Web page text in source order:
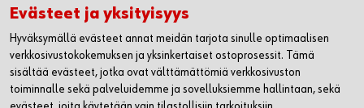
WÜRTH OY
MYYNTI JA ASIAKASPALVELU
Evästeet ja yksityisyys
Hyväksymällä evästeet annat meidän tarjota sinulle optimaalisen
verkkosivustokokemuksen ja yksinkertaiset ostoprosessit. Tämä
sisältää evästeet, jotka ovat välttämättömiä verkkosivuston
toiminnalle sekä palveluidemme ja sovelluksiemme hallintaan, sekä